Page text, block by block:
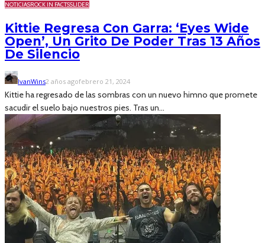
NOTICIASROCK IN FACTSSLIDER
Kittie Regresa Con Garra: ‘Eyes Wide
Open’, Un Grito De Poder Tras 13 Años
De Silencio
IvanWins2 años agofebrero 21, 2024
Kittie ha regresado de las sombras con un nuevo himno que promete
sacudir el suelo bajo nuestros pies. Tras un...